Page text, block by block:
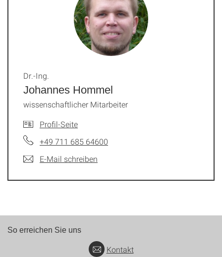
Johannes Hommel
Dr.-Ing.
wissenschaftlicher Mitarbeiter
Profil-Seite
+49 711 685 64600
E-Mail schreiben
So erreichen Sie uns
Kontakt